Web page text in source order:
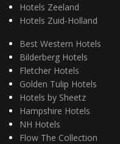
Hotels Zeeland
Hotels Zuid-Holland
Best Western Hotels
Bilderberg Hotels
Fletcher Hotels
Golden Tulip Hotels
Hotels by Sheetz
Hampshire Hotels
NH Hotels
Flow The Collection